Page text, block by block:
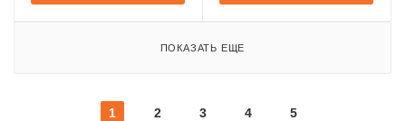
ПОКАЗАТЬ ЕЩЕ
1 2 3 4 5